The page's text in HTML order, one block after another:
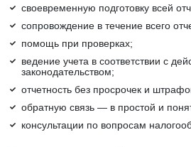
своевременную подготовку всей
сопровождение в течение всего
помощь при проверках;
ведение учета в соответствии с
законодательством;
отчетность без просрочек и
обратную связь — в простой и
консультации по вопросам